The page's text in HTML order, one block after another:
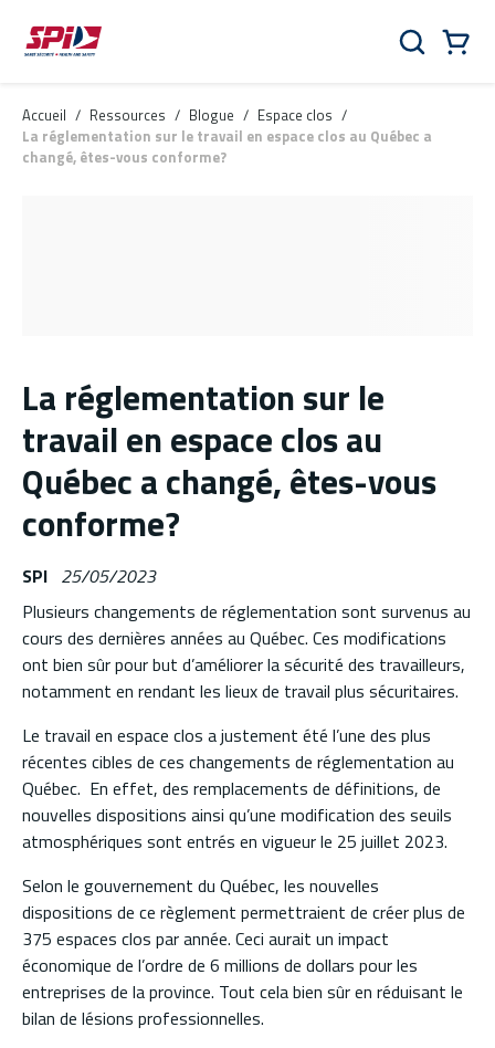
Aller au contenu principal
Skip to menu
Skip to footer
Rechercher
Accueil / Ressources / Blogue / Espace clos /
La réglementation sur le travail en espace clos au Québec a
changé, êtes-vous conforme?
La réglementation sur le
travail en espace clos au
Québec a changé, êtes-vous
conforme?
SPI 25/05/2023
Plusieurs changements de réglementation sont survenus au
cours des dernières années au Québec. Ces modifications
ont bien sûr pour but d’améliorer la sécurité des travailleurs,
notamment en rendant les lieux de travail plus sécuritaires.
Le travail en espace clos a justement été l’une des plus
récentes cibles de ces changements de réglementation au
Québec. En effet, des remplacements de définitions, de
nouvelles dispositions ainsi qu’une modification des seuils
atmosphériques sont entrés en vigueur le 25 juillet 2023.
Selon le gouvernement du Québec, les nouvelles
dispositions de ce règlement permettraient de créer plus de
375 espaces clos par année. Ceci aurait un impact
économique de l’ordre de 6 millions de dollars pour les
entreprises de la province. Tout cela bien sûr en réduisant le
bilan de lésions professionnelles.